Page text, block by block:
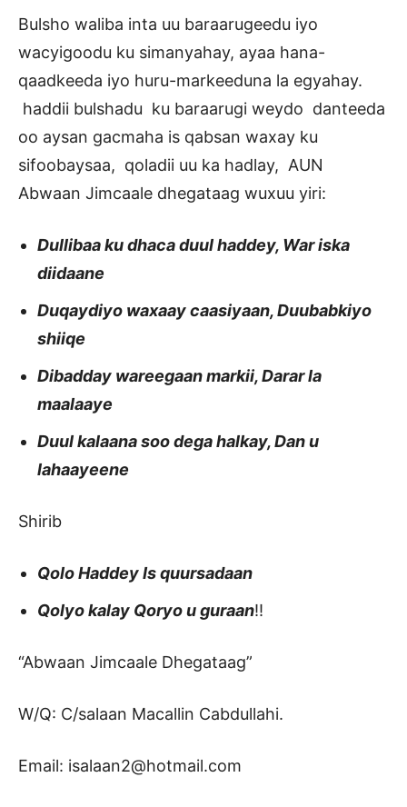
Bulsho waliba inta uu baraarugeedu iyo
wacyigoodu ku simanyahay, ayaa hana-
qaadkeeda iyo huru-markeeduna la egyahay.
haddii bulshadu ku baraarugi weydo danteeda
oo aysan gacmaha is qabsan waxay ku
sifoobaysaa, qoladii uu ka hadlay, AUN
Abwaan Jimcaale dhegataag wuxuu yiri:
Dullibaa ku dhaca duul haddey, War iska
diidaane
Duqaydiyo waxaay caasiyaan, Duubabkiyo
shiiqe
Dibadday wareegaan markii, Darar la
maalaaye
Duul kalaana soo dega halkay, Dan u
lahaayeene
Shirib
Qolo Haddey Is quursadaan
Qolyo kalay Qoryo u guraan!!
“Abwaan Jimcaale Dhegataag”
W/Q: C/salaan Macallin Cabdullahi.
Email: isalaan2@hotmail.com